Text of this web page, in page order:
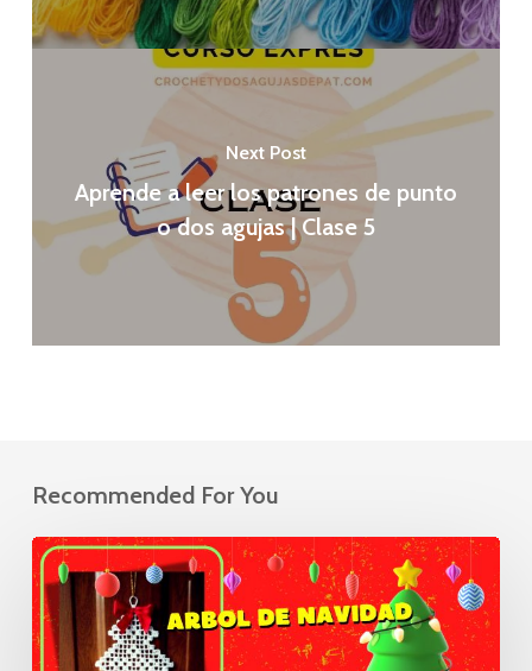
Next Post
Aprende a leer los patrones de punto
o dos agujas | Clase 5
Recommended For You
Cómo
tejer
Arbol
de